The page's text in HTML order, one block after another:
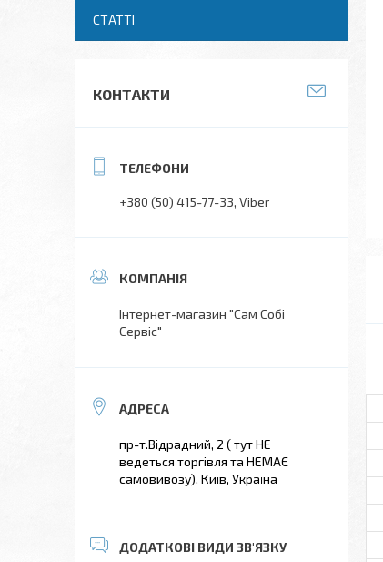
СТАТТІ
КОНТАКТИ
+380 (50) 415-77-33 Viber
Інтернет-магазин "Сам Собі
Сервіс"
пр-т.Відрадний, 2 ( тут НЕ
ведеться торгівля та НЕМАЄ
самовивозу), Київ, Україна